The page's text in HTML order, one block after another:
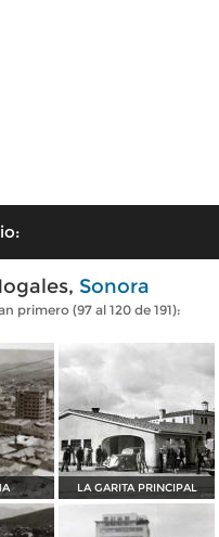
Sonora
primero (97 al 120 de 191):
LA GARITA PRINCIPAL